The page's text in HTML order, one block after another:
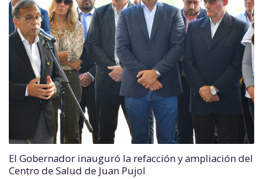
El Gobernador inauguró la refacción y ampliación del
Centro de Salud de Juan Pujol